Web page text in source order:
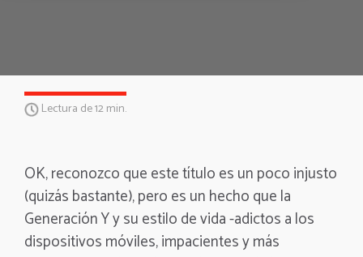
Lectura de 12 min.
OK, reconozco que este título es un poco injusto
(quizás bastante), pero es un hecho que la
Generación Y y su estilo de vida -adictos a los
dispositivos móviles, impacientes y más